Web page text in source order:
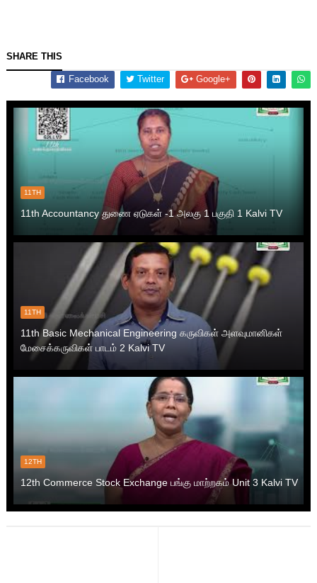
SHARE THIS
Facebook Twitter Google+
11TH
11th Accountancy துணை ஏடுகள் -1 அலகு 1 பகுதி 1 Kalvi TV
11TH
11th Basic Mechanical Engineering கருவிகள் அளவுமானிகள்
மேசைக்கருவிகள் பாடம் 2 Kalvi TV
12TH
12th Commerce Stock Exchange பங்கு மாற்றகம் Unit 3 Kalvi TV